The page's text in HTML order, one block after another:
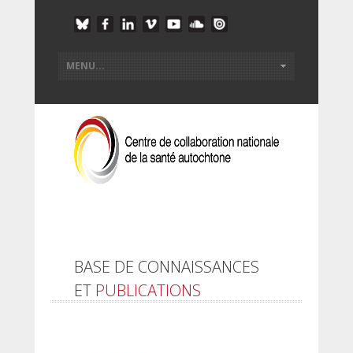
BASE DE CONNAISSANCES
ET PUBLICATIONS